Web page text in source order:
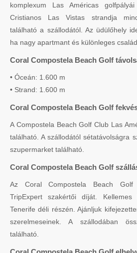
komplexum Las Américas
Cristianos Las Vistas strandja
található a szállodától. Az üdülőhely
ha nagy apartmant és különleges
Coral Compostela Beach Golf
• Óceán: 1.600 m
• Strand: 1.600 m
Coral Compostela Beach Golf
A Compostela Beach Golf Club Las
található. A szállodától sétatávolságra
szupermarket található.
Coral Compostela Beach Golf
Az Coral Compostela Beach
TripExpert szakértői díját. Kellemes
Tenerife déli részén. Ajánljuk
szerelmeseinek. A szállodában
található.